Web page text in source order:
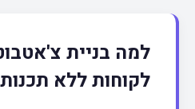
למה בניית
לקוחות ללא